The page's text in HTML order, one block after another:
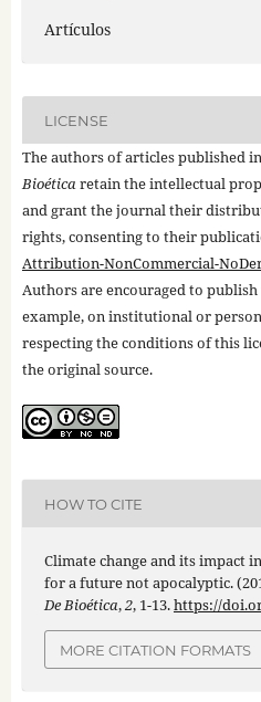
Artículos
LICENSE
The authors of articles published
Bioéticaretain the intellectual
and grant the journal their
rights, consenting to their
Attribution-NonCommercial-
Authors are encouraged to
example, on institutional or
respecting the conditions of this
the original source.
HOW TO CITE
Climate change and its impact
for a future not apocalyptic.
De Bioética,2, 1-13.https://
MORE CITATION FORMATS